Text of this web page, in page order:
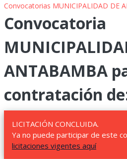
Convocatorias MUNICIPALIDAD DE
Convocatoria
ANTABAMBA
contratación
LICITACIÓN CONCLUIDA.
Ya no puede participar de este
licitaciones vigentes aquí